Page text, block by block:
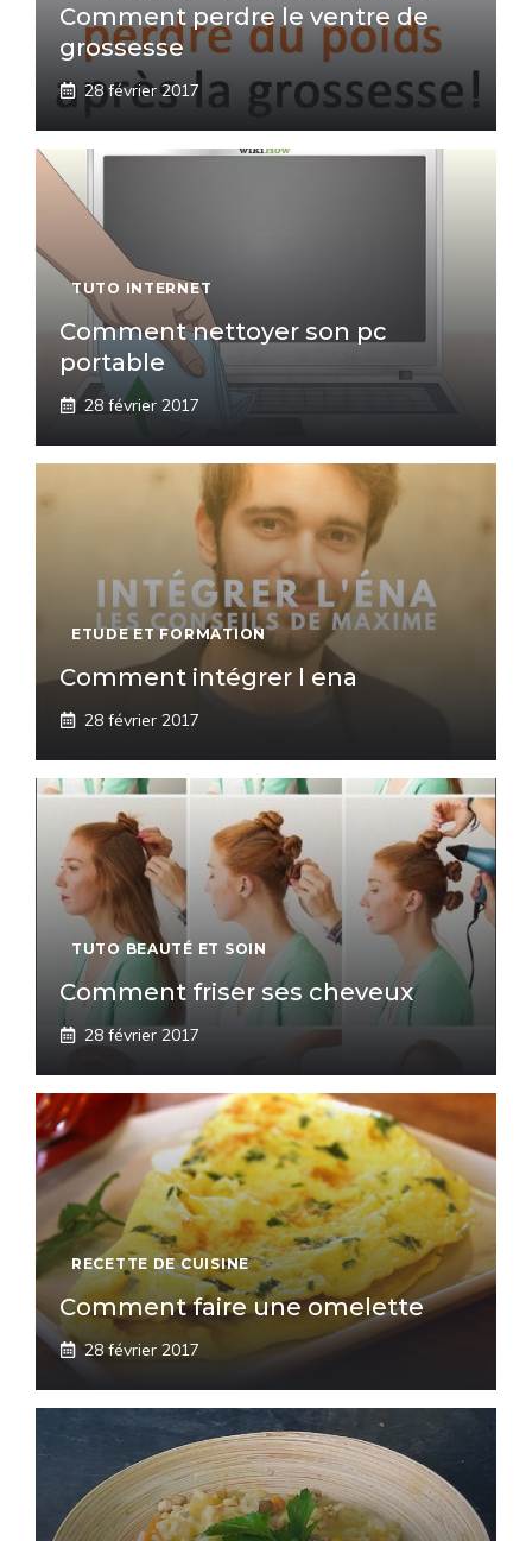
Comment perdre le ventre de
grossesse
28 février 2017
TUTO INTERNET
Comment nettoyer son pc
portable
28 février 2017
ETUDE ET FORMATION
Comment intégrer l ena
28 février 2017
TUTO BEAUTÉ ET SOIN
Comment friser ses cheveux
28 février 2017
RECETTE DE CUISINE
Comment faire une omelette
28 février 2017